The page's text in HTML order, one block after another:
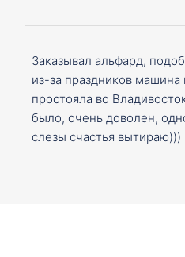
Заказывал альфард,
из-за праздников
простояла во
было, очень доволен,
слезы счастья вытираю)))